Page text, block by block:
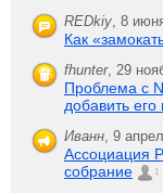
REDkiy, 8
Как
fhunter, 29
Проблема с
добавить его
Иванн, 9
Ассоциация
собрание
1